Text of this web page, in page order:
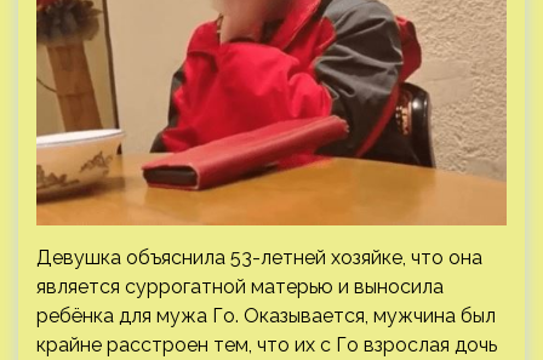
Девушка объяснила 53-летней хозяйке, что она
является суррогатной матерью и выносила
ребёнка для мужа Го. Оказывается, мужчина был
крайне расстроен тем, что их с Го взрослая дочь